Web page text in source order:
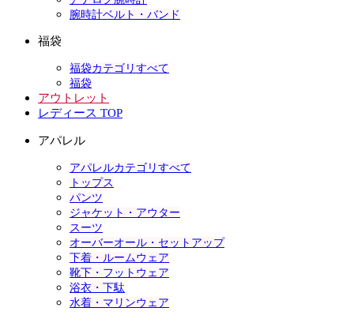
腕時計ベルト・バンド
福袋
福袋カテゴリすべて
福袋
アウトレット
レディース TOP
アパレル
アパレルカテゴリすべて
トップス
パンツ
ジャケット・アウター
スーツ
オーバーオール・セットアップ
下着・ルームウェア
靴下・フットウェア
浴衣・下駄
水着・マリンウェア